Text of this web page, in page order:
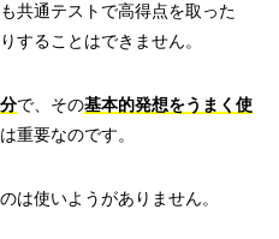
共通テストで高得点を取った
することはできません。
で、その基本的発想をうまく使
重要なのです。
は使いようがありません。